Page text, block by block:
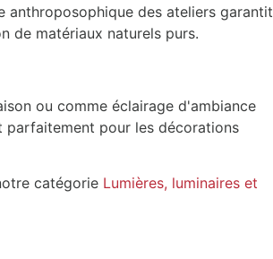
anthroposophique des ateliers garantit
de matériaux naturels purs.
ou comme éclairage d'ambiance
parfaitement pour les décorations
catégorie Lumières, luminaires et